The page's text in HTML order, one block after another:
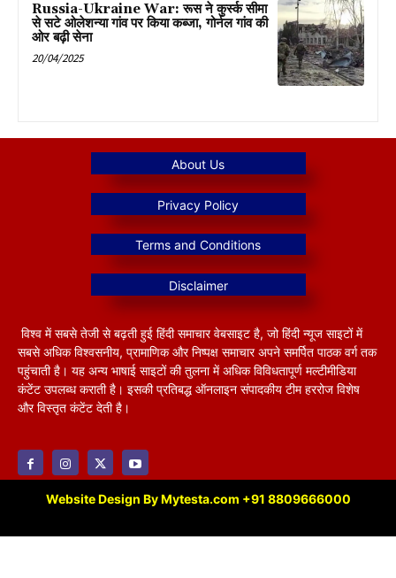
Russia-Ukraine War: रूस ने कुर्स्क सीमा
से सटे ओलेशन्या गांव पर किया कब्जा, गोर्नल गांव की
ओर बढ़ी सेना
20/04/2025
विश्व में सबसे तेजी से बढ़ती हुई हिंदी समाचार वेबसाइट है, जो हिंदी न्यूज साइटों में
सबसे अधिक विश्वसनीय, प्रामाणिक और निष्पक्ष समाचार अपने समर्पित पाठक वर्ग तक
पहुंचाती है। यह अन्य भाषाई साइटों की तुलना में अधिक विविधतापूर्ण मल्टीमीडिया
कंटेंट उपलब्ध कराती है। इसकी प्रतिबद्ध ऑनलाइन संपादकीय टीम हररोज विशेष
और विस्तृत कंटेंट देती है।
Website Design By Mytesta.com +91 8809666000